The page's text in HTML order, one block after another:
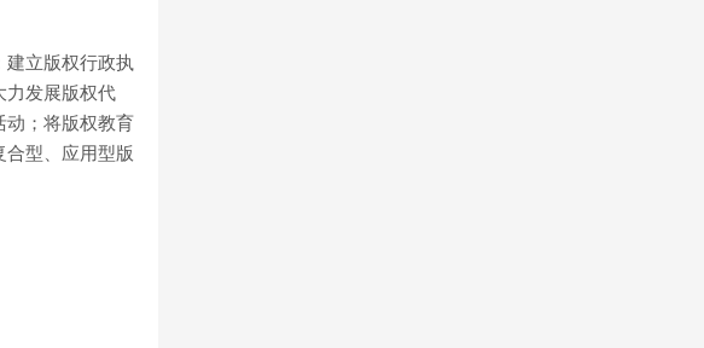
立版权行政执
力发展版权代
动；将版权教育
型、应用型版